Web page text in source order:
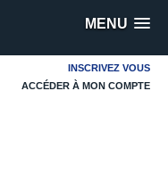
MENU
INSCRIVEZ VOUS
ACCÉDER À MON COMPTE